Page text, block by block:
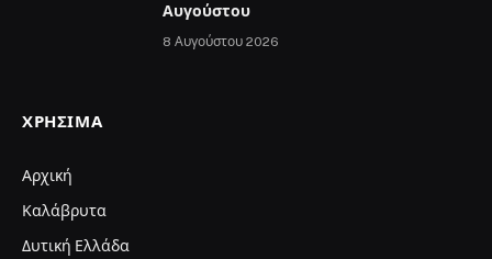
Αυγούστου
8 Αυγούστου 2026
ΧΡΉΣΙΜΑ
Αρχική
Καλάβρυτα
Δυτική Ελλάδα